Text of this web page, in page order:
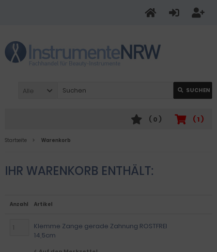
Alle SUCHEN
( 1 )
( 0 )
Startseite Warenkorb
IHR WARENKORB ENTHÄLT:
Anzahl Artikel
Klemme Zange gerade Zahnung ROSTFREI
14,5cm